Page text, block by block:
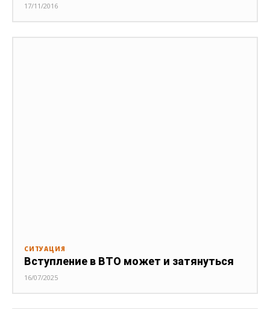
17/11/2016
СИТУАЦИЯ
Вступление в ВТО может и затянуться
16/07/2025